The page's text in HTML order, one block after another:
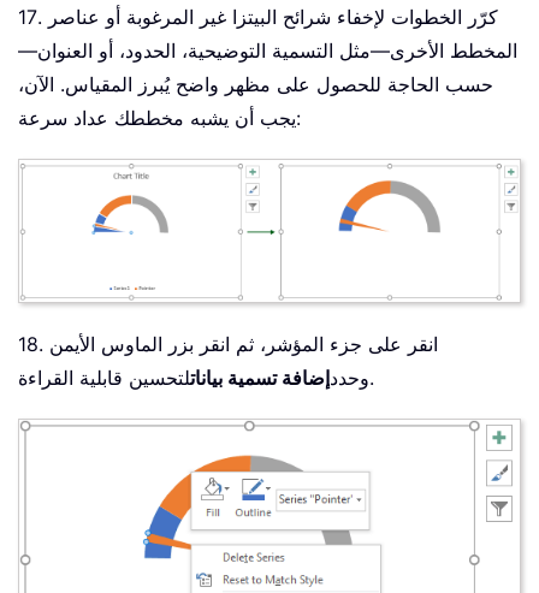
17. كرّر الخطوات لإخفاء شرائح البيتزا غير المرغوبة أو عناصر
المخطط الأخرى—مثل التسمية التوضيحية، الحدود، أو العنوان—
حسب الحاجة للحصول على مظهر واضح يُبرز المقياس. الآن،
يجب أن يشبه مخططك عداد سرعة:
18. انقر على جزء المؤشر، ثم انقر بزر الماوس الأيمن
وحددإضافة تسمية بيانات لتحسين قابلية القراءة.